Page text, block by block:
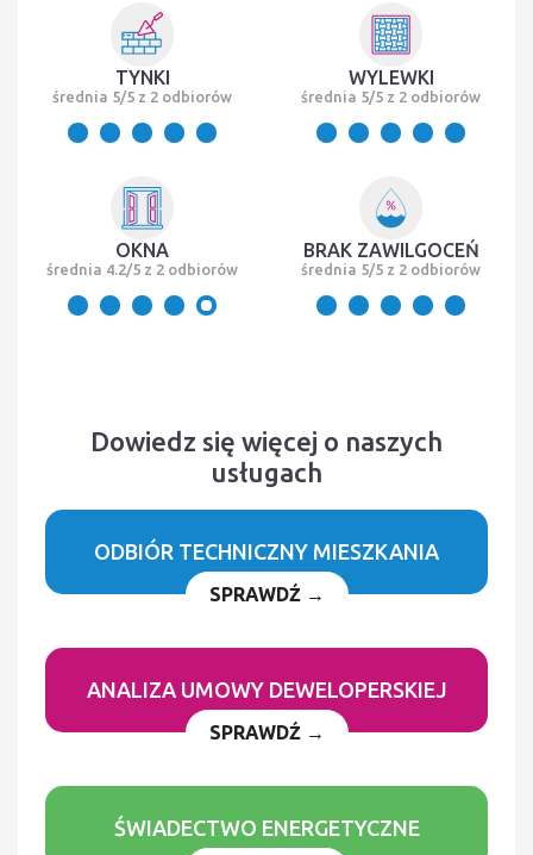
TYNKI
średnia 5/5 z 2 odbiorów
WYLEWKI
średnia 5/5 z 2 odbiorów
OKNA
średnia 4.2/5 z 2 odbiorów
BRAK ZAWILGOCEŃ
średnia 5/5 z 2 odbiorów
Dowiedz się więcej o naszych
usługach
ODBIÓR TECHNICZNY MIESZKANIA
SPRAWDŹ →
ANALIZA UMOWY DEWELOPERSKIEJ
SPRAWDŹ →
ŚWIADECTWO ENERGETYCZNE